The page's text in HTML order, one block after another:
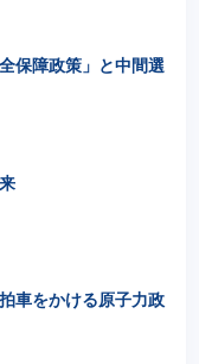
保障政策」と中間選
車をかける原子力政